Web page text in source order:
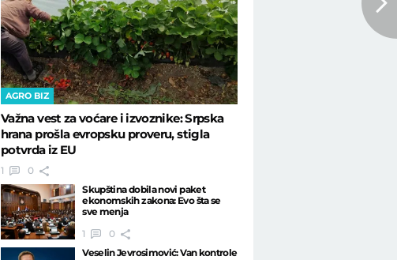
AGRO BIZ
Važna vest za voćare i izvoznike: Srpska
hrana prošla evropsku proveru, stigla
potvrda iz EU
1
0
Skupština dobila novi paket
ekonomskih zakona: Evo šta se
sve menja
1
0
Veselin Jevrosimović: Van kontrole